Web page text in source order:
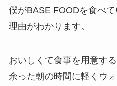
僕がBASE FOODを食べ
理由がわかります。
おいしくて食事を用意す
余った朝の時間に軽くウ